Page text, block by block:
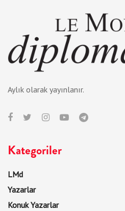
Aylık olarak yayınlanır.
Kategoriler
LMd
Yazarlar
Konuk Yazarlar